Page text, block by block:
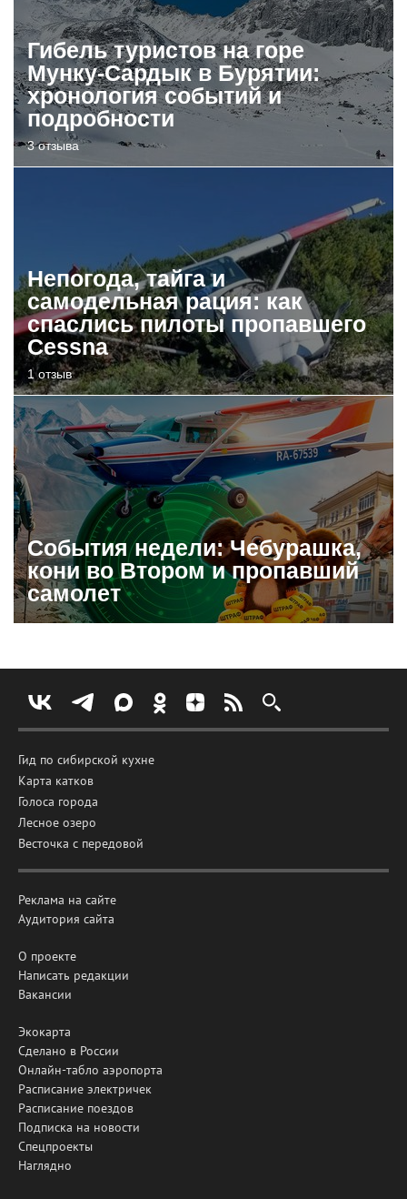
Гибель туристов на горе
Мунку-Сардык в Бурятии:
хронология событий и
подробности
3 отзыва
Непогода, тайга и
самодельная рация: как
спаслись пилоты пропавшего
Cessna
1 отзыв
События недели: Чебурашка,
кони во Втором и пропавший
самолет
Гид по сибирской кухне
Карта катков
Голоса города
Лесное озеро
Весточка с передовой
Реклама на сайте
Аудитория сайта
О проекте
Написать редакции
Вакансии
Экокарта
Сделано в России
Онлайн-табло аэропорта
Расписание электричек
Расписание поездов
Подписка на новости
Спецпроекты
Наглядно